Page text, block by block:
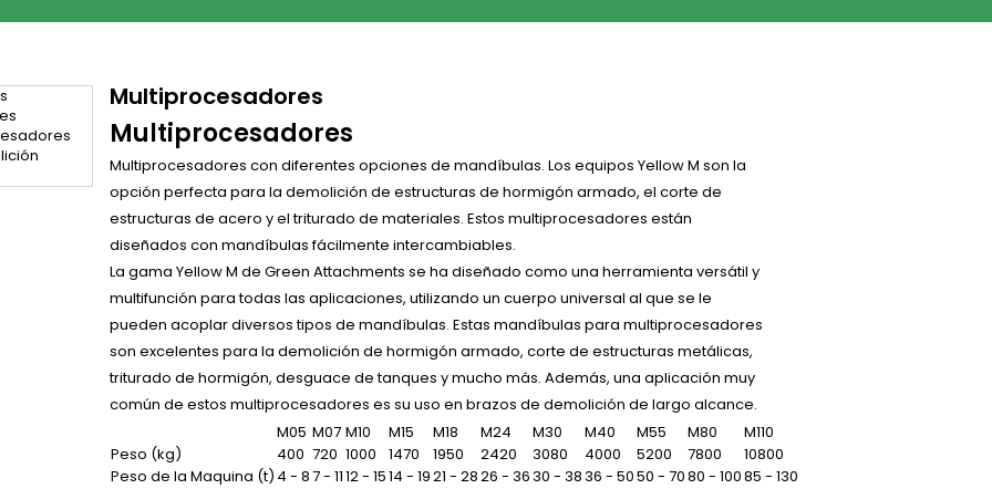
Multiprocesadores
Multiprocesadores
Multiprocesadores con diferentes opciones de mandíbulas. Los equipos Yellow M son la
opción perfecta para la demolición de estructuras de hormigón armado, el corte de
estructuras de acero y el triturado de materiales. Estos multiprocesadores están
diseñados con mandíbulas fácilmente intercambiables.
La gama Yellow M de Green Attachments se ha diseñado como una herramienta versátil y
multifunción para todas las aplicaciones, utilizando un cuerpo universal al que se le
pueden acoplar diversos tipos de mandíbulas. Estas mandíbulas para multiprocesadores
son excelentes para la demolición de hormigón armado, corte de estructuras metálicas,
triturado de hormigón, desguace de tanques y mucho más. Además, una aplicación muy
común de estos multiprocesadores es su uso en brazos de demolición de largo alcance.
M05 M07 M10 M15 M18 M24 M30 M40 M55 M80
M110
Peso (kg)
400 720 1000 1470 1950 2420 3080 4000 5200 7800
10800
Peso de la Maquina (t) 4 - 87 - 1112 - 1514 - 1921 - 2826 - 3630 - 3836 - 5050 - 7080 - 10085 - 130